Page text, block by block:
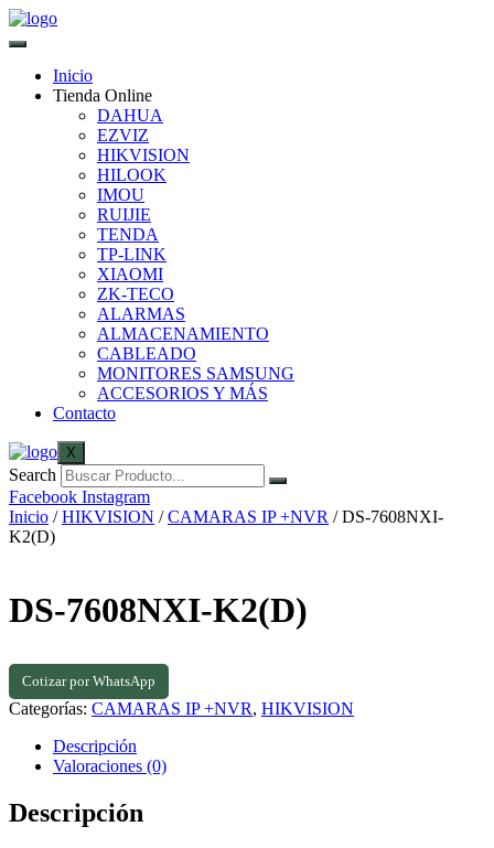
Inicio
Tienda Online
DAHUA
EZVIZ
HIKVISION
HILOOK
IMOU
RUIJIE
TENDA
TP-LINK
XIAOMI
ZK-TECO
ALARMAS
ALMACENAMIENTO
CABLEADO
MONITORES SAMSUNG
ACCESORIOS Y MÁS
Contacto
X
Search
Facebook Instagram
Inicio /HIKVISION /CAMARAS IP +NVR / DS-7608NXI-
K2(D)
DS-7608NXI-K2(D)
Cotizar por WhatsApp
Categorías: CAMARAS IP +NVR, HIKVISION
Descripción
Valoraciones (0)
Descripción